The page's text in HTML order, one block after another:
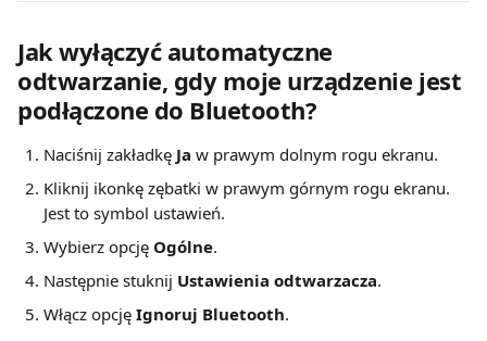
Jak wyłączyć automatyczne
odtwarzanie, gdy moje urządzenie jest
podłączone do Bluetooth?
Naciśnij zakładkę Ja w prawym dolnym rogu ekranu.
Kliknij ikonkę zębatki w prawym górnym rogu ekranu.
Jest to symbol ustawień.
Wybierz opcję Ogólne.
Następnie stuknij Ustawienia odtwarzacza.
Włącz opcję Ignoruj Bluetooth.